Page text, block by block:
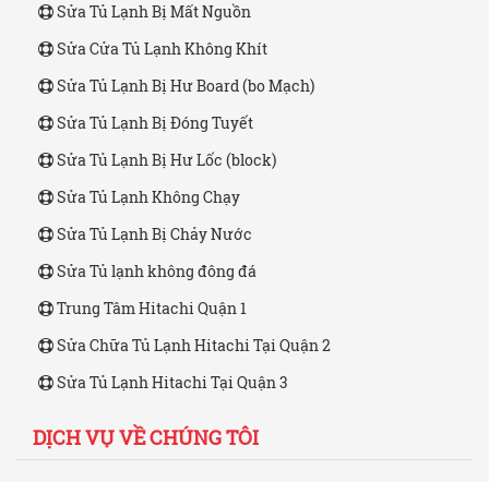
Sửa Tủ Lạnh Bị Mất Nguồn
Sửa Cửa Tủ Lạnh Không Khít
Sửa Tủ Lạnh Bị Hư Board (bo Mạch)
Sửa Tủ Lạnh Bị Đóng Tuyết
Sửa Tủ Lạnh Bị Hư Lốc (block)
Sửa Tủ Lạnh Không Chạy
Sửa Tủ Lạnh Bị Chảy Nước
Sửa Tủ lạnh không đông đá
Trung Tâm Hitachi Quận 1
Sửa Chữa Tủ Lạnh Hitachi Tại Quận 2
Sửa Tủ Lạnh Hitachi Tại Quận 3
DỊCH VỤ VỀ CHÚNG TÔI